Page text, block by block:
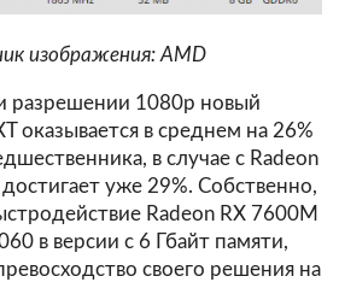
изображения: AMD
разрешении 1080p новый
оказывается в среднем на 26%
в случае с Radeon
достигает уже 29%. Собственно,
Radeon RX 7600M
в версии с 6 Гбайт памяти,
своего решения на